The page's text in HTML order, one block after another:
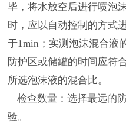
毕，将水放空后进行喷泡
时，应以自动控制的方式
于1min；实测泡沫混合液
防护区或储罐的时间应符
所选泡沫液的混合比。
检查数量：选择最远的
验。